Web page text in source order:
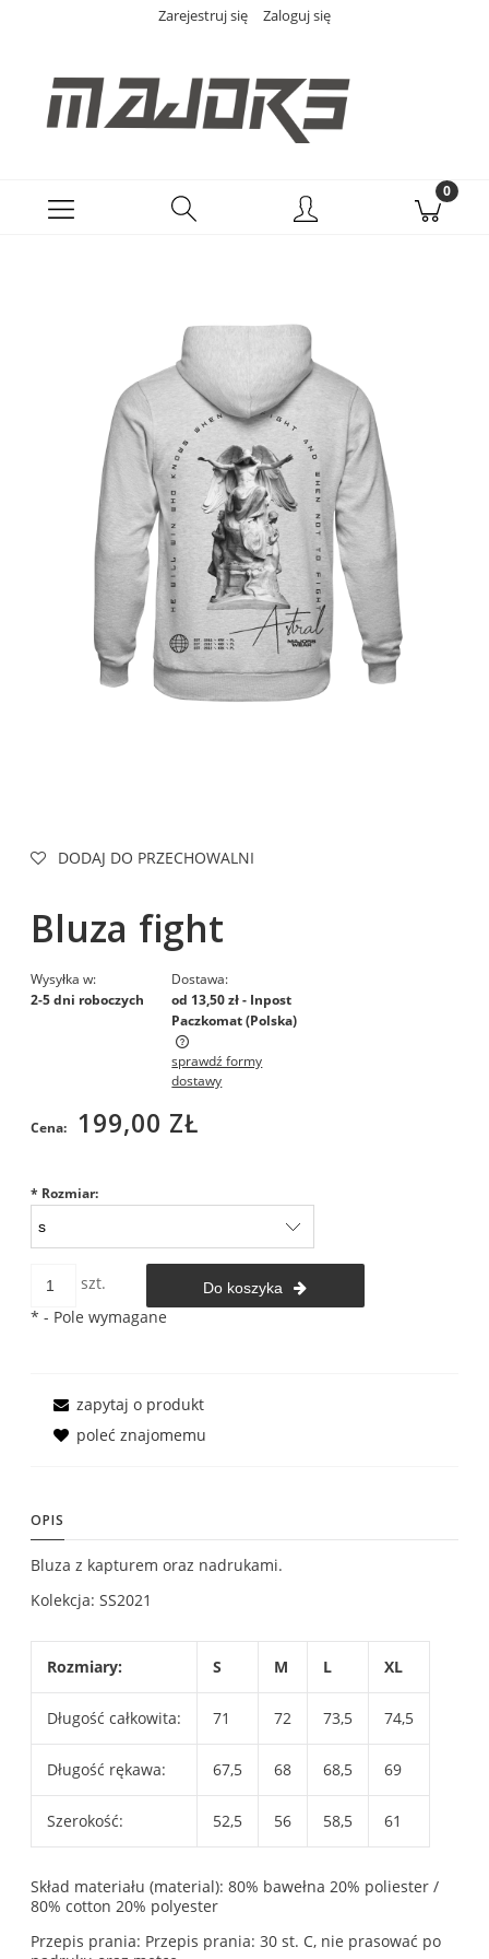
Zarejestruj się Zaloguj się
DODAJ DO PRZECHOWALNI
Bluza fight
Wysyłka w:
2-5 dni roboczych
Dostawa:
od 13,50 zł- Inpost
Paczkomat(Polska)
Cena nie zawiera ewentualnych kosztów płatności
sprawdź formy
dostawy
Cena: 199,00 ZŁ
* Rozmiar:
szt. Do koszyka
* - Pole wymagane
zapytaj o produkt
poleć znajomemu
OPIS
Bluza z kapturem oraz nadrukami.
Kolekcja: SS2021
Rozmiary: S M L XL
Długość całkowita: 71 72 73,5 74,5
Długość rękawa: 67,5 68 68,5 69
Szerokość: 52,5 56 58,5 61
Skład materiału (material): 80% bawełna 20% poliester /
80% cotton 20% polyester
Przepis prania: Przepis prania: 30 st. C, nie prasować po